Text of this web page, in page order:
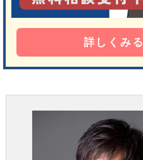
詳しくみる